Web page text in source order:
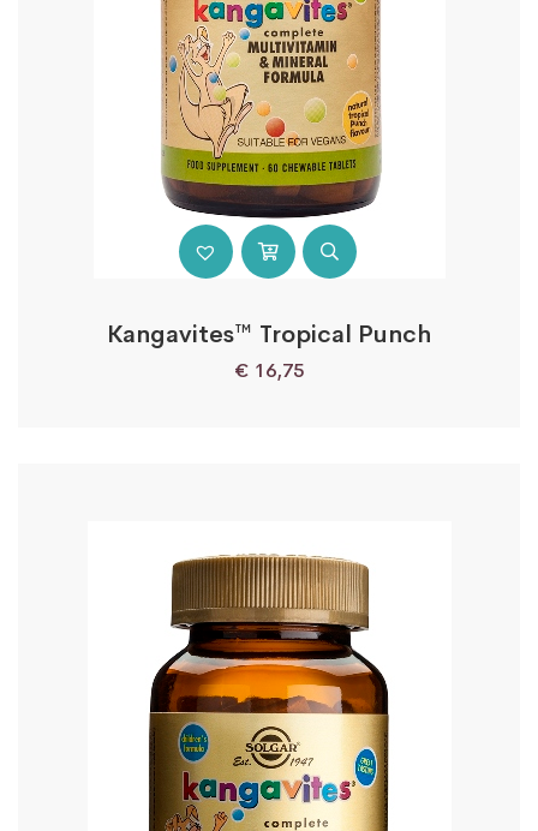
Kangavites™ Tropical Punch
€ 16,75